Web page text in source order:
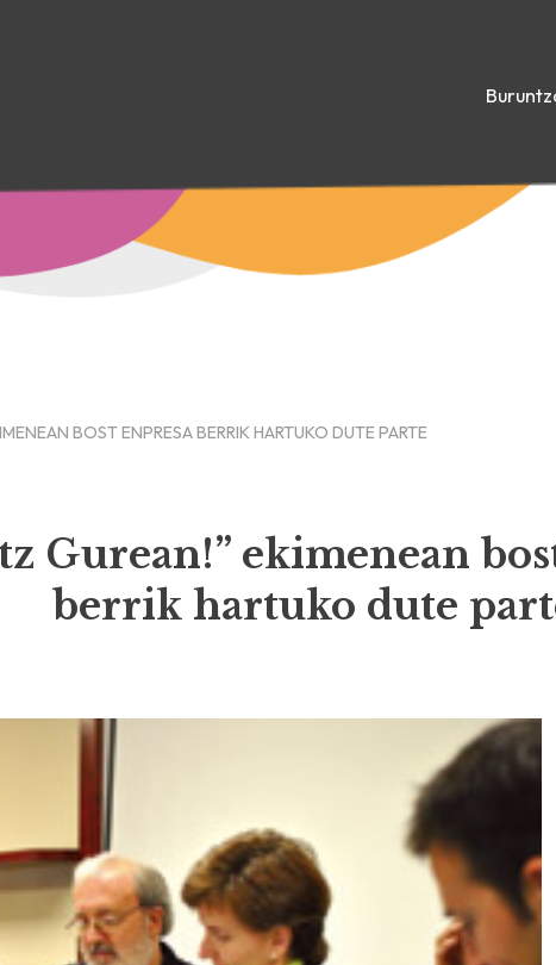
BOST ENPRESA BERRIK HARTUKO DUTE PARTE
Gurean!” ekimenean
berrik hartuko dute